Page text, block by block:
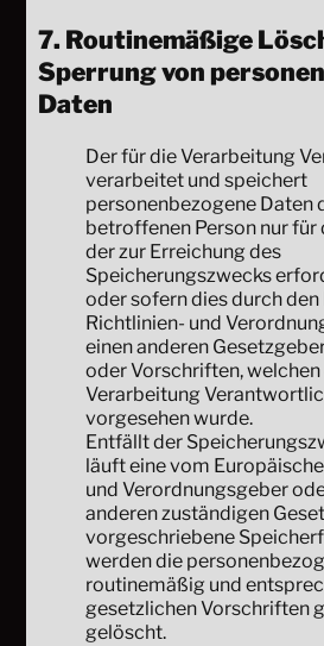
7. Routinemäßige
Sperrung von
Daten
Der für die Verarbeitung
verarbeitet und speichert
personenbezogene Daten
betroffenen Person nur für
der zur Erreichung des
Speicherungszwecks
oder sofern dies durch
Richtlinien- und
einen anderen
oder Vorschriften,
Verarbeitung
vorgesehen wurde.
Entfällt der
läuft eine vom
und Verordnungsgeber
anderen zuständigen
vorgeschriebene
werden die
routinemäßig und
gesetzlichen Vorschriften
gelöscht.